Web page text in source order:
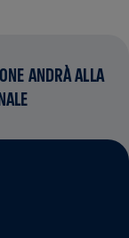
ANDRÀ ALLA